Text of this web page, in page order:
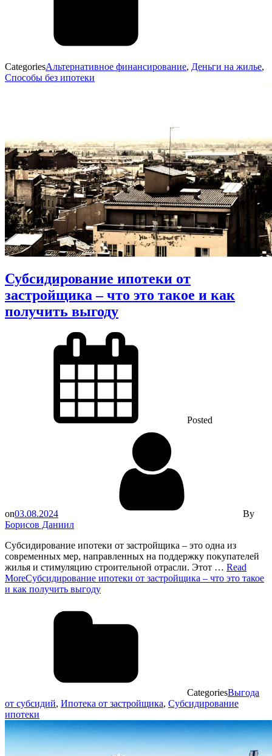
CategoriesАльтернативное финансирование, Деньги на жилье,
Способы без ипотеки
Субсидирование ипотеки от
застройщика – что это такое и как
получить выгоду
Posted
on03.08.2024
By
Борисов Даниил
Субсидирование ипотеки от застройщика – это одна из
современных мер, направленных на поддержку покупателей
жилья и стимуляцию строительной отрасли. Этот … Read
MoreСубсидирование ипотеки от застройщика – что это такое
и как получить выгоду
CategoriesВыгода
от субсидий, Ипотека от застройщика, Субсидирование
ипотеки